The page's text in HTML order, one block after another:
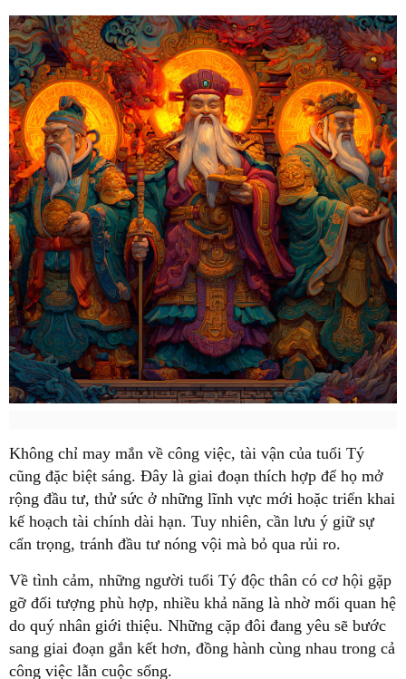
Không chỉ may mắn về công việc, tài vận của tuổi Tý
cũng đặc biệt sáng. Đây là giai đoạn thích hợp để họ mở
rộng đầu tư, thử sức ở những lĩnh vực mới hoặc triển khai
kế hoạch tài chính dài hạn. Tuy nhiên, cần lưu ý giữ sự
cẩn trọng, tránh đầu tư nóng vội mà bỏ qua rủi ro.
Về tình cảm, những người tuổi Tý độc thân có cơ hội gặp
gỡ đối tượng phù hợp, nhiều khả năng là nhờ mối quan hệ
do quý nhân giới thiệu. Những cặp đôi đang yêu sẽ bước
sang giai đoạn gắn kết hơn, đồng hành cùng nhau trong cả
công việc lẫn cuộc sống.